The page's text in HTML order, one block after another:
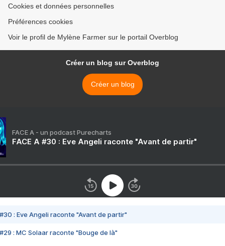
Cookies et données personnelles
Préférences cookies
Voir le profil de Mylène Farmer sur le portail Overblog
Créer un blog sur Overblog
Créer un blog
FACE A - un podcast Purecharts
FACE A #30 : Eve Angeli raconte "Avant de partir"
#30 : Eve Angeli raconte "Avant de partir"
#29 : MC Solaar raconte "Bouge de là"